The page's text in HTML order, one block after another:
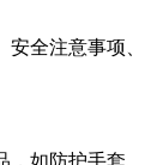
全注意事项、
如防护手套、